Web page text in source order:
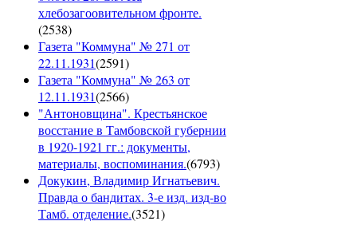
хлебозагоовительном фронте.
(2538)
Газета "Коммуна" № 271 от
22.11.1931(2591)
Газета "Коммуна" № 263 от
12.11.1931(2566)
"Антоновщина". Крестьянское
восстание в Тамбовской губернии
в 1920-1921 гг.: документы,
материалы, воспоминания.(6793)
Докукин, Владимир Игнатьевич.
Правда о бандитах. 3-е изд. изд-во
Тамб. отделение.(3521)